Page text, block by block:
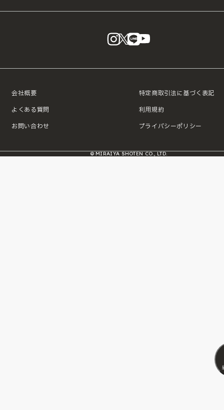
instagram
X LINE
会社概要
よくある質問
お問い合わせ
特定商取引法に基づく表記
利用規約
プライバシーポリシー
© MIRAIYA SHOTEN CO., LTD.